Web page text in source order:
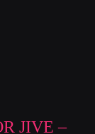
JIVE –